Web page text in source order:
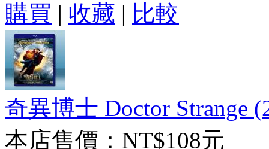
購買 | 收藏 | 比較
奇異博士 Doctor Strange
本店售價： NT$108元